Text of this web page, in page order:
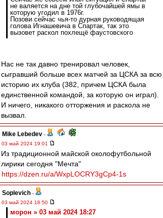
не валяется на дне той глубочайшей ямы в
которую угодил в 1976г.
Позови сейчас чья-то дурная руководящая
голова Игнашевича в Спартак, так это
вызовет раскол похлещё фаустовского
Нас не так давно тренировал человек,
сыгравший больше всех матчей за ЦСКА за всю
историю их клуба (382, причем ЦСКА была
единственной командой, за которую он играл).
И ничего, никакого отторжения и раскола не
вызвал.
Mike Lebedev -
03 май 2024 19:01
Из традиционной майской околофутбольной
лирики сегодня "Мечта"
https://dzen.ru/a/WxpLOCRY3gCp4-1s
Soplevich -
03 май 2024 18:50
морон » 03 май 2024 18:27